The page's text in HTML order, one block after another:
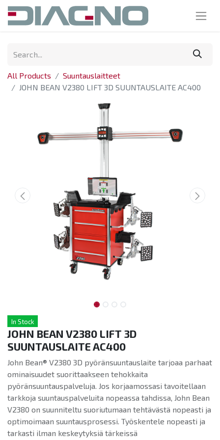
All Products
Suuntauslaitteet
JOHN BEAN V2380 LIFT 3D SUUNTAUSLAITE AC400
In Stock
JOHN BEAN V2380 LIFT 3D
SUUNTAUSLAITE AC400
John Bean® V2380 3D pyöränsuuntauslaite tarjoaa parhaat
ominaisuudet suorittaakseen tehokkaita
pyöränsuuntauspalveluja. Jos korjaamossasi tavoitellaan
tarkkoja suuntauspalveluita nopeassa tahdissa, John Bean
V2380 on suunniteltu suoriutumaan tehtävästä nopeasti ja
optimoimaan suuntausprosessi. Työskentele nopeasti ja
tarkasti ilman keskeytyksiä tärkeissä